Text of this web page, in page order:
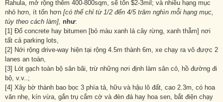
Rahula, mở rộng thêm 400-800sqm, sẽ tốn $2-3mil; và nhiều hạng mục
nhỏ hơn, ít tốn hơn [có thể chỉ từ 1/2 đến 4/5 trăm nghìn mỗi hạng mục,
tùy theo cách làm], như:
[1] Đổ concrete hay bitumen [bỏ màu xanh lá cây rừng, xanh thẫm] nơi
tất cả parking lots,
[2] Nới rộng drive-way hiện tại rộng 4.5m thành 6m, xe chạy ra vô được 2
lanes an toàn,
[3] Lót gạch toàn bộ sân bãi, trừ những nơi định làm sân cỏ, hồ đường đi
bộ, v.v..;
[4] Xây bờ thành bao bọc 3 phía tả, hữu và hậu lô đất, cao 2.3m, có hoa
văn nhẹ, kín vừa, gắn trụ cắm cờ và đèn đá hay hoa sen, bắt điện chạy